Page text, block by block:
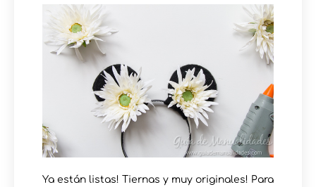
Ya están listas! Tiernas y muy originales! Para